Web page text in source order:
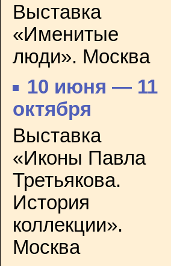
Выставка
«Именитые
люди». Москва
10 июня — 11
октября
Выставка
«Иконы Павла
Третьякова.
История
коллекции».
Москва